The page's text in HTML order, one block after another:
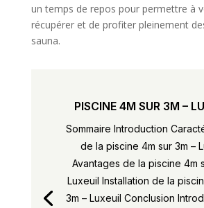
un temps de repos pour permettre à
récupérer et de profiter pleinement
sauna.
PISCINE 4M SUR 3M –
Sommaire Introduction
de la piscine 4m sur 3m –
Avantages de la piscine 4m
Luxeuil Installation de la
3m – Luxeuil Conclusion